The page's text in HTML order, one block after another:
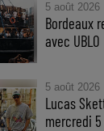
5 août 2026
Bordeaux
avec UBLO
5 août 2026
Lucas
mercredi